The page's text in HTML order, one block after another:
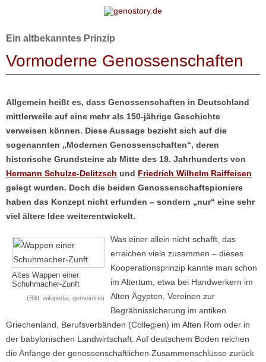
Ein altbekanntes Prinzip
Vormoderne Genossenschaften
Allgemein heißt es, dass Genossenschaften in Deutschland
mittlerweile auf eine mehr als 150-jährige Geschichte
verweisen können. Diese Aussage bezieht sich auf die
sogenannten „Modernen Genossenschaften“, deren
historische Grundsteine ab Mitte des 19. Jahrhunderts von
Hermann Schulze-Delitzsch und Friedrich Wilhelm Raiffeisen
gelegt wurden. Doch die beiden Genossenschaftspioniere
haben das Konzept nicht erfunden – sondern „nur“ eine sehr
viel ältere Idee weiterentwickelt.
Altes Wappen einer
Schuhmacher-Zunft
(Bild: wikipedia, gemeinfrei)
Was einer allein nicht schafft, das
erreichen viele zusammen – dieses
Kooperationsprinzip kannte man schon
im Altertum, etwa bei Handwerkern im
Alten Ägypten, Vereinen zur
Begräbnissicherung im antiken
Griechenland, Berufsverbänden (Collegien) im Alten Rom oder in
der babylonischen Landwirtschaft. Auf deutschem Boden reichen
die Anfänge der genossenschaftlichen Zusammenschlüsse zurück